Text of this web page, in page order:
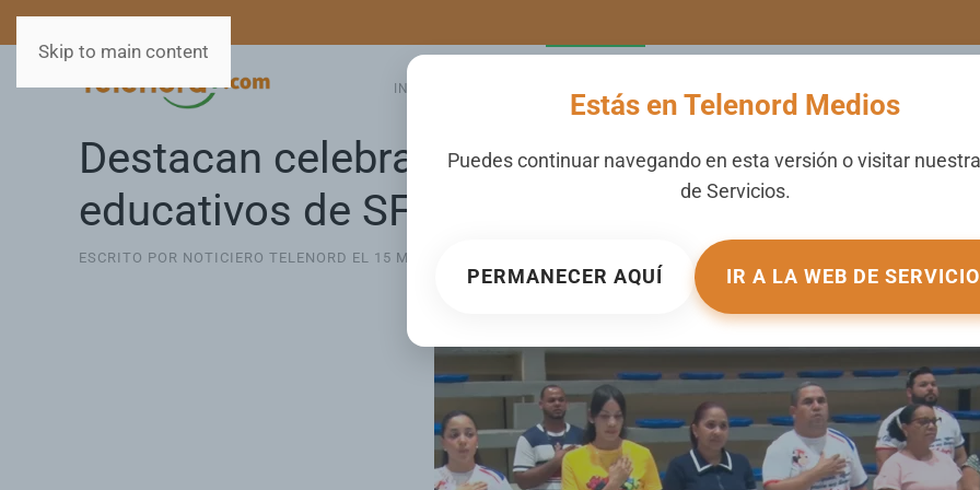
Estás en Telenord Medios
Puedes continuar navegando en esta versión o visitar
de Servicios.
PERMANECER AQUÍ IR A LA WEB DE
Skip to main content
INICIO
Destacan celebración de intramuros
educativos de SFM
ESCRITO POR NOTICIERO TELENORD EL 15 MAY 2026 NOTICIERO TELENORD